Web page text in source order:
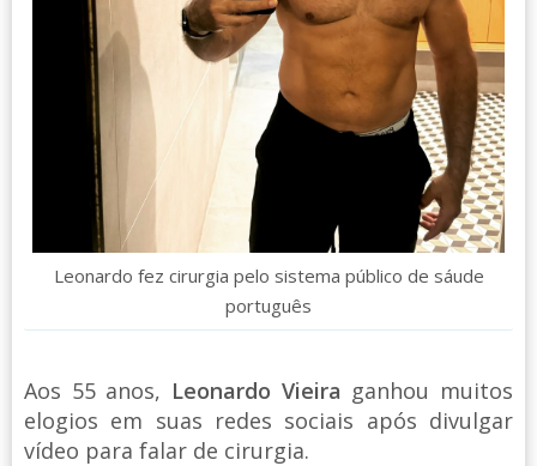
Leonardo fez cirurgia pelo sistema público de sáude
português
Aos 55 anos, Leonardo Vieira ganhou muitos
elogios em suas redes sociais após divulgar
vídeo para falar de cirurgia.